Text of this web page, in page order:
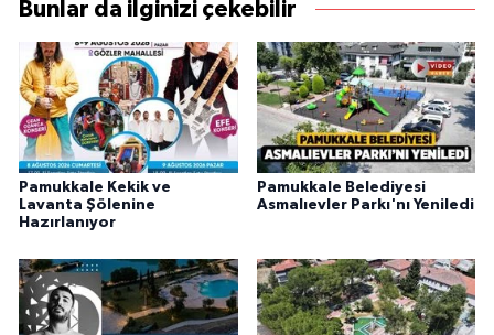
Bunlar da ilginizi çekebilir
Pamukkale Kekik ve
Lavanta Şölenine
Hazırlanıyor
Pamukkale Belediyesi
Asmalıevler Parkı'nı Yeniledi